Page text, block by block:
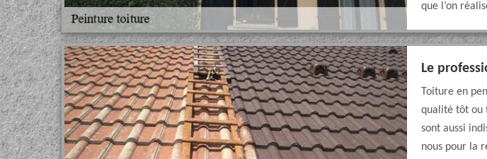
que l’on
Le
Toiture en
qualité tôt ou
sont aussi
nous pour la